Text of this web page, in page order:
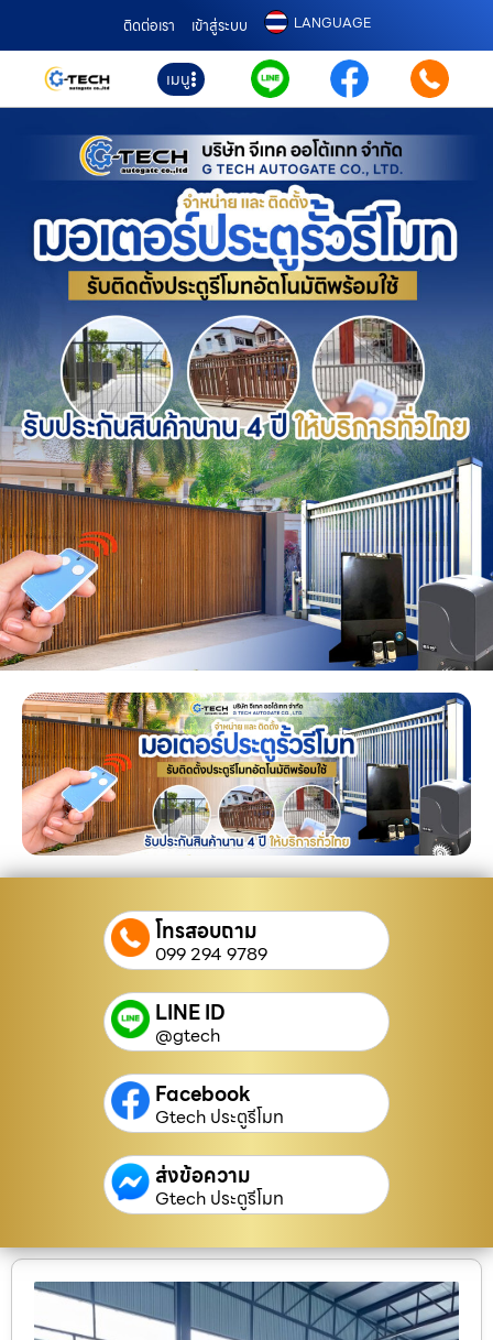
ติดต่อเรา เข้าสู่ระบบ LANGUAGE
เมนู
โทรสอบถาม
099 294 9789
LINE ID
@gtech
Facebook
Gtech ประตูรีโมท
ส่งข้อความ
Gtech ประตูรีโมท